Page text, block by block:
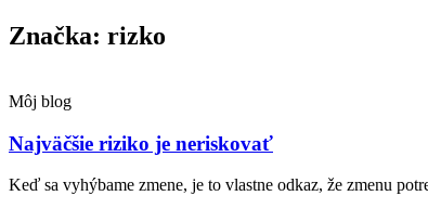
Značka: rizko
Môj blog
Najväčšie riziko je neriskovať
Keď sa vyhýbame zmene, je to vlastne odkaz, že zmenu